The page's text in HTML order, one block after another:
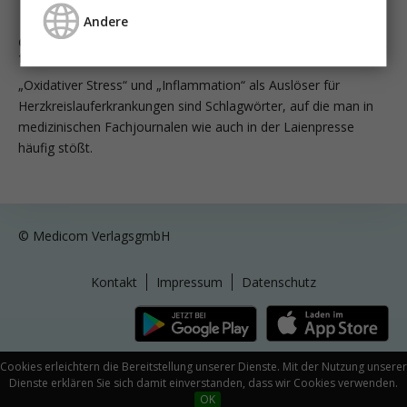
Cookies erleichtern die Bereitstellung unserer Dienste. Mit der Nutzung unserer
Dienste erklären Sie sich damit einverstanden, dass wir Cookies verwenden.
OK
Oxidativer Stress, Antioxidantien und Rotwein: Nutzen
für Herz und Niere?
„Oxidativer Stress“ und „Inflamma­tion“ als Auslöser für
Herzkreislauferkrankungen sind Schlagwörter, auf die man in
medizinischen Fachjournalen wie auch in der Laienpresse
häufig stößt.
© Medicom VerlagsgmbH
Kontakt Impressum Datenschutz
Andere